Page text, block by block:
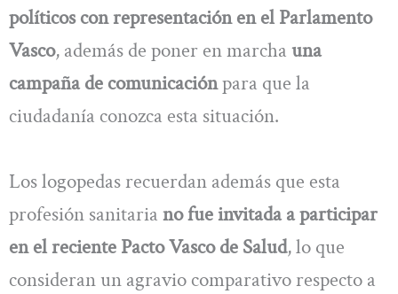
políticos con representación en el Parlamento
Vasco, además de poner en marcha una
campaña de comunicaciónpara que la
ciudadanía conozca esta situación.
Los logopedas recuerdan además que esta
profesión sanitaria no fue invitada a participar
en el reciente Pacto Vasco de Salud, lo que
consideran un agravio comparativo respecto a